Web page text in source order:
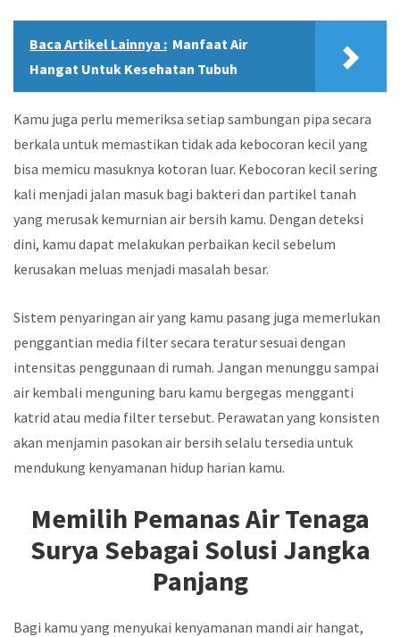
Baca Artikel Lainnya : Manfaat Air
Hangat Untuk Kesehatan Tubuh
Kamu juga perlu memeriksa setiap sambungan pipa secara
berkala untuk memastikan tidak ada kebocoran kecil yang
bisa memicu masuknya kotoran luar. Kebocoran kecil sering
kali menjadi jalan masuk bagi bakteri dan partikel tanah
yang merusak kemurnian air bersih kamu. Dengan deteksi
dini, kamu dapat melakukan perbaikan kecil sebelum
kerusakan meluas menjadi masalah besar.
Sistem penyaringan air yang kamu pasang juga memerlukan
penggantian media filter secara teratur sesuai dengan
intensitas penggunaan di rumah. Jangan menunggu sampai
air kembali menguning baru kamu bergegas mengganti
katrid atau media filter tersebut. Perawatan yang konsisten
akan menjamin pasokan air bersih selalu tersedia untuk
mendukung kenyamanan hidup harian kamu.
Memilih Pemanas Air Tenaga
Surya Sebagai Solusi Jangka
Panjang
Bagi kamu yang menyukai kenyamanan mandi air hangat,